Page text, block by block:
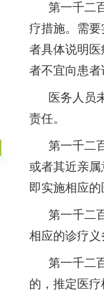
第一千二
疗措施。需
者具体说明
者不宜向患
医务人员
责任。
第一千二
或者其近亲
即实施相应
第一千二
相应的诊疗
第一千二
的，推定医